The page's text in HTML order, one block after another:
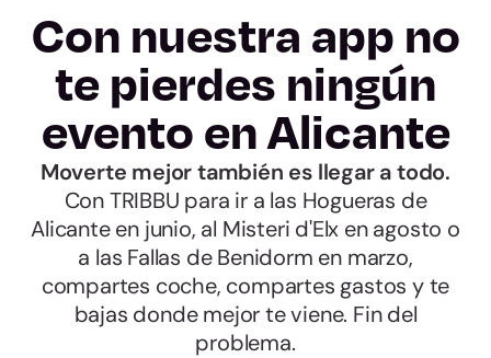
Con nuestra app no
te pierdes ningún
evento en Alicante
Moverte mejor también es llegar a todo.
Con TRIBBU para ir a las Hogueras de
Alicante en junio, al Misteri d'Elx en agosto o
a las Fallas de Benidorm en marzo,
compartes coche, compartes gastos y te
bajas donde mejor te viene. Fin del
problema.